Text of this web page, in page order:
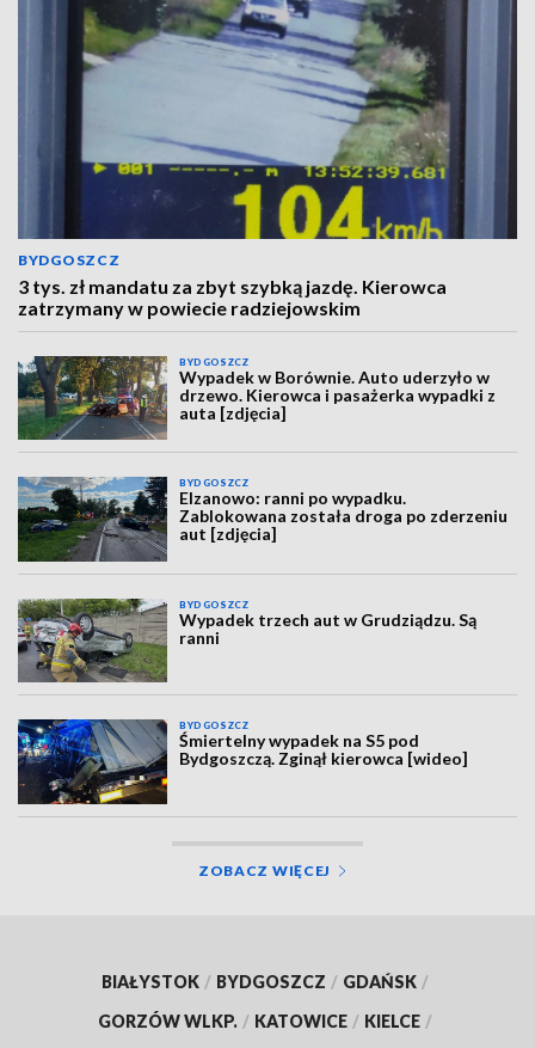
BYDGOSZCZ
3 tys. zł mandatu za zbyt szybką jazdę. Kierowca
zatrzymany w powiecie radziejowskim
BYDGOSZCZ
Wypadek w Borównie. Auto uderzyło w
drzewo. Kierowca i pasażerka wypadki z
auta [zdjęcia]
BYDGOSZCZ
Elzanowo: ranni po wypadku.
Zablokowana została droga po zderzeniu
aut [zdjęcia]
BYDGOSZCZ
Wypadek trzech aut w Grudziądzu. Są
ranni
BYDGOSZCZ
Śmiertelny wypadek na S5 pod
Bydgoszczą. Zginął kierowca [wideo]
ZOBACZ WIĘCEJ
BIAŁYSTOK / BYDGOSZCZ / GDAŃSK /
GORZÓW WLKP. / KATOWICE / KIELCE /